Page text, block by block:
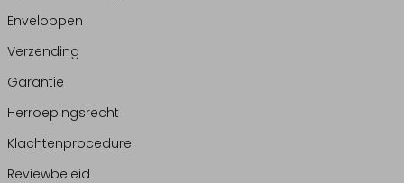
Enveloppen
Verzending
Garantie
Herroepingsrecht
Klachtenprocedure
Reviewbeleid